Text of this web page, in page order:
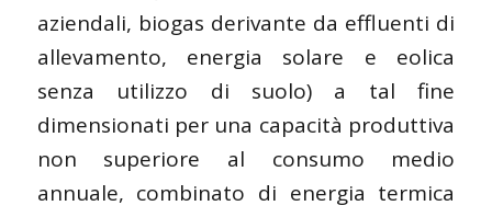
aziendali, biogas derivante da effluenti di
allevamento, energia solare e eolica
senza utilizzo di suolo) a tal fine
dimensionati per una capacità produttiva
non superiore al consumo medio
annuale, combinato di energia termica